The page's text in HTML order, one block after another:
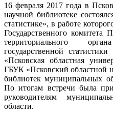
16 февраля 2017 года в
научной библиотеке
статистике», в работе
Государственного комитета
территориального
государственной
«Псковская областная
ГБУК «Псковский областной
библиотек муниципальных
По итогам встречи была
руководителям
области.